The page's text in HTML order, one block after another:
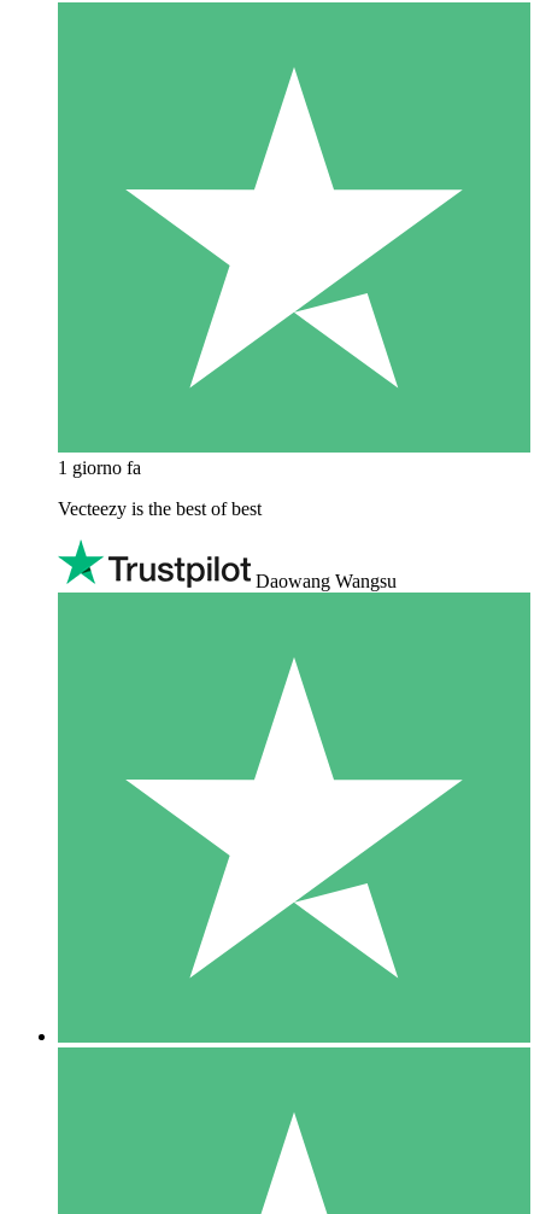
1 giorno fa
Vecteezy is the best of best
Daowang Wangsu